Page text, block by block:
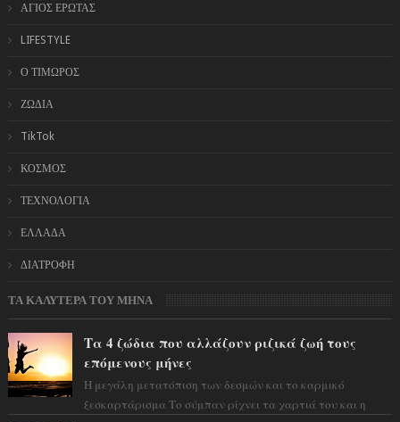
ΑΓΙΟΣ ΕΡΩΤΑΣ
LIFESTYLE
Ο ΤΙΜΩΡΟΣ
ΖΩΔΙΑ
TikTok
ΚΟΣΜΟΣ
ΤΕΧΝΟΛΟΓΙΑ
ΕΛΛΑΔΑ
ΔΙΑΤΡΟΦΗ
ΤΑ ΚΑΛΥΤΕΡΑ ΤΟΥ ΜΗΝΑ
Τα 4 ζώδια που αλλάζουν ριζικά ζωή τους
επόμενους μήνες
Η μεγάλη μετατόπιση των δεσμών και το καρμικό
ξεσκαρτάρισμα Το σύμπαν ρίχνει τα χαρτιά του και η